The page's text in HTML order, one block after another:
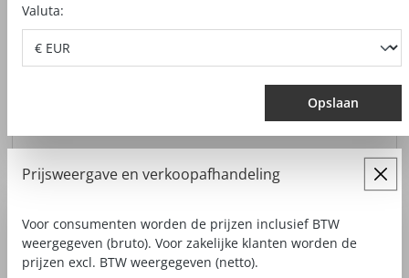
Privacy
Door op doorgaan te klikken, bevestigt u dat u onze
Prijsweergave en verkoopafhandeling
Voor consumenten worden de prijzen inclusief BTW
weergegeven (bruto). Voor zakelijke klanten worden de
prijzen excl. BTW weergegeven (netto).
Valuta:
Opslaan